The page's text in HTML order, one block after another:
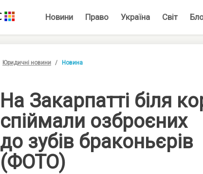
Новини Право Україна Світ
Юридичні новини Новина
На Закарпатті біля
спіймали озброєних
до зубів браконьєрів
(ФОТО)